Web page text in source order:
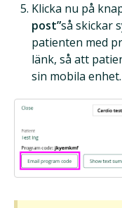
Klicka nu på
post”så skickar
patienten med
länk, så att
sin mobila enhet.